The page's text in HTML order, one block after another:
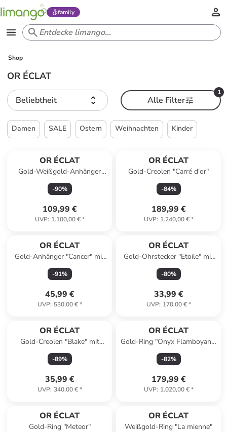
family
Shop
OR ÉCLAT
Beliebtheit
1
Alle Filter
Damen SALE Ostern Weihnachten Kinder
OR ÉCLAT
Gold-Weißgold-Anhänger
"Rose dentelle"
-90%
109,99 €
UVP: 1.100,00 €*
OR ÉCLAT
Gold-Creolen "Carré d'or"
-84%
189,99 €
UVP: 1.240,00 €*
OR ÉCLAT
Gold-Anhänger "Cancer" mit
Edelsteinen
-91%
45,99 €
UVP: 530,00 €*
OR ÉCLAT
Gold-Ohrstecker "Etoile" mit
Edelsteinen
-80%
33,99 €
UVP: 170,00 €*
OR ÉCLAT
Gold-Creolen "Blake" mit
Edelsteinen
-89%
35,99 €
UVP: 340,00 €*
OR ÉCLAT
Gold-Ring "Onyx Flamboyant"
mit Edelstein
-82%
179,99 €
UVP: 1.020,00 €*
OR ÉCLAT
Gold-Ring "Meteor"
OR ÉCLAT
Weißgold-Ring "La mienne"